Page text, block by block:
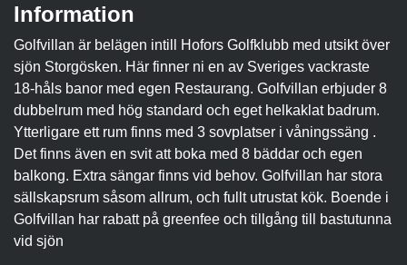
Information
Golfvillan är belägen intill Hofors Golfklubb med utsikt över
sjön Storgösken. Här finner ni en av Sveriges vackraste
18-håls banor med egen Restaurang. Golfvillan erbjuder 8
dubbelrum med hög standard och eget helkaklat badrum.
Ytterligare ett rum finns med 3 sovplatser i våningssäng .
Det finns även en svit att boka med 8 bäddar och egen
balkong. Extra sängar finns vid behov. Golfvillan har stora
sällskapsrum såsom allrum, och fullt utrustat kök. Boende i
Golfvillan har rabatt på greenfee och tillgång till bastutunna
vid sjön